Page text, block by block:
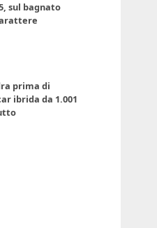
sul bagnato
prima di
ibrida da 1.001